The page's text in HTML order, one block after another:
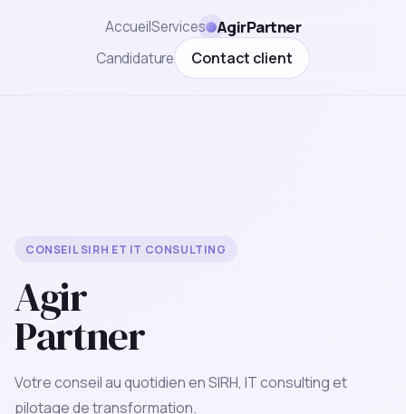
AccueilServices AgirPartner
Candidature Contact client
CONSEIL SIRH ET IT CONSULTING
Agir
Partner
Votre conseil au quotidien en SIRH, IT consulting et
pilotage de transformation.